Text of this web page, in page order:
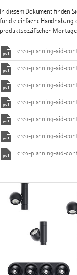
In diesem Dokument finden
für die einfache Handhabung
produktspezifischen
erco-planning-aid-
erco-planning-aid-
erco-planning-aid-
erco-planning-aid-
erco-planning-aid-
erco-planning-aid-
erco-planning-aid-